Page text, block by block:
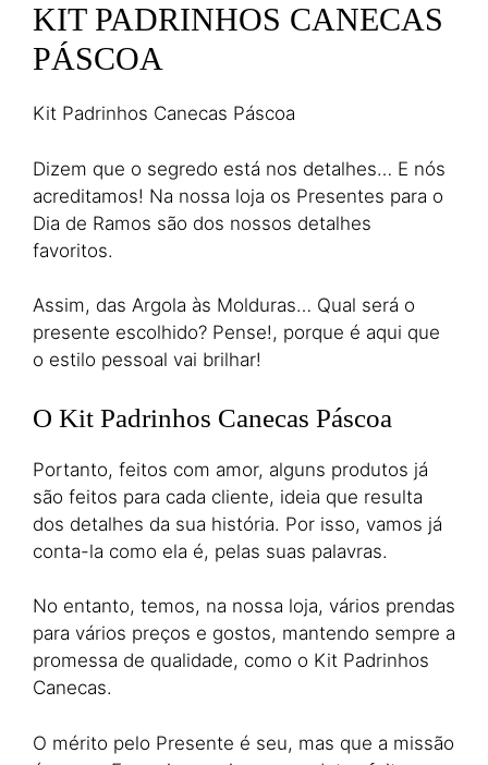
KIT PADRINHOS CANECAS
PÁSCOA
Kit Padrinhos Canecas Páscoa
Dizem que o segredo está nos detalhes… E nós
acreditamos! Na nossa loja os Presentes para o
Dia de Ramos são dos nossos detalhes
favoritos.
Assim, das Argola às Molduras… Qual será o
presente escolhido? Pense!, porque é aqui que
o estilo pessoal vai brilhar!
O Kit Padrinhos Canecas Páscoa
Portanto, feitos com amor, alguns produtos já
são feitos para cada cliente, ideia que resulta
dos detalhes da sua história. Por isso, vamos já
conta-la como ela é, pelas suas palavras.
No entanto, temos, na nossa loja, vários prendas
para vários preços e gostos, mantendo sempre a
promessa de qualidade, como o Kit Padrinhos
Canecas.
O mérito pelo Presente é seu, mas que a missão